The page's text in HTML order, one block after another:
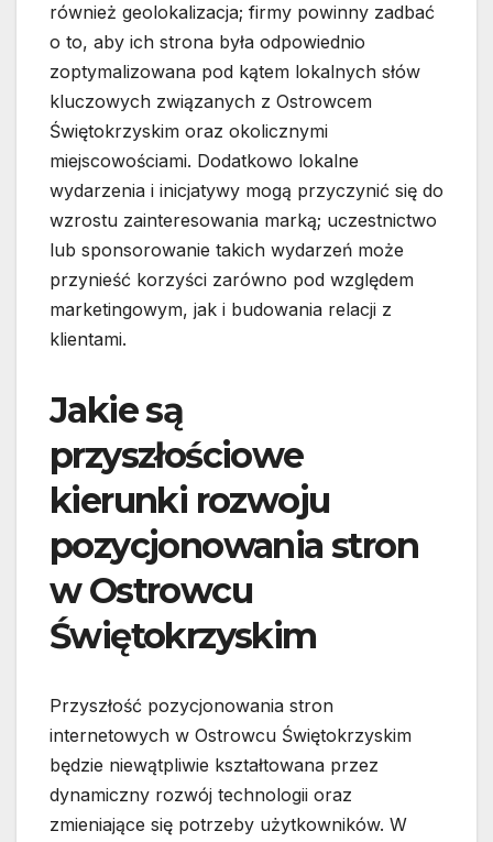
również geolokalizacja; firmy powinny zadbać
o to, aby ich strona była odpowiednio
zoptymalizowana pod kątem lokalnych słów
kluczowych związanych z Ostrowcem
Świętokrzyskim oraz okolicznymi
miejscowościami. Dodatkowo lokalne
wydarzenia i inicjatywy mogą przyczynić się do
wzrostu zainteresowania marką; uczestnictwo
lub sponsorowanie takich wydarzeń może
przynieść korzyści zarówno pod względem
marketingowym, jak i budowania relacji z
klientami.
Jakie są
przyszłościowe
kierunki rozwoju
pozycjonowania stron
w Ostrowcu
Świętokrzyskim
Przyszłość pozycjonowania stron
internetowych w Ostrowcu Świętokrzyskim
będzie niewątpliwie kształtowana przez
dynamiczny rozwój technologii oraz
zmieniające się potrzeby użytkowników. W